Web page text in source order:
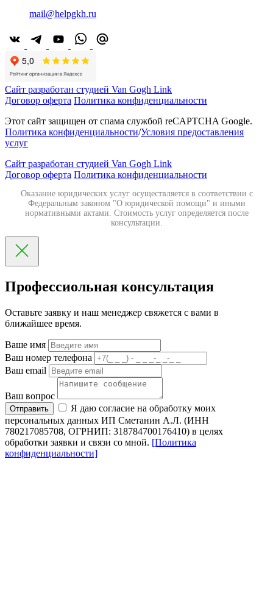
mail@helpgkh.ru
Сайт разработан студией Van Gogh Link
Договор оферта Политика конфиденциальности
Этот сайт защищен от спама службой reCAPTCHA Google.
Политика конфиденциальности/Условия предоставления
услуг
Сайт разработан студией Van Gogh Link
Договор оферта Политика конфиденциальности
Оказание юридических услуг осуществляется в соответствии с
Федеральным законом "О юридической помощи" и иными
нормативными актами. Стоимость услуг определяется после
консультации.
Профессиольная консультация
Оставьте заявку и наш менеджер свяжется с вами в
ближайшее время.
Ваше имя
Ваш номер телефона
Ваш email
Ваш вопрос
Отправить
Я даю согласие на обработку моих
персональных данных ИП Сметанин А.Л. (ИНН
780217085708, ОГРНИП: 318784700176410) в целях
обработки заявки и связи со мной. [Политика
конфиденциальности]